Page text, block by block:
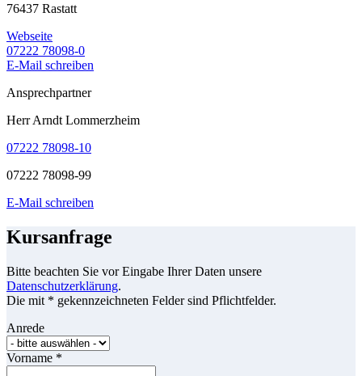
76437 Rastatt
Webseite
07222 78098-0
E-Mail schreiben
Ansprechpartner
Herr Arndt Lommerzheim
07222 78098-10
07222 78098-99
E-Mail schreiben
Kursanfrage
Bitte beachten Sie vor Eingabe Ihrer Daten unsere
Datenschutzerklärung.
Die mit * gekennzeichneten Felder sind Pflichtfelder.
Anrede
Vorname *